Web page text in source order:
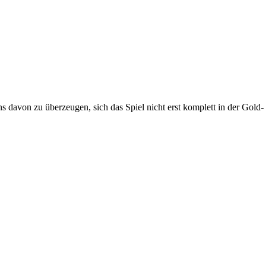
zu überzeugen, sich das Spiel nicht erst komplett in der Gold-